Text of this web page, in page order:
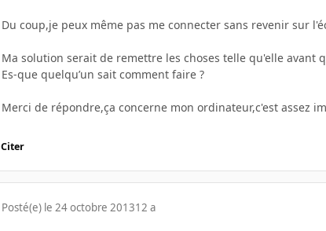
Du coup,je peux même pas me connecter sans revenir sur
Ma solution serait de remettre les choses telle qu'elle avant
Es-que quelqu’un sait comment faire ?
Merci de répondre,ça concerne mon ordinateur,c'est assez
Citer
Posté(e) le 24 octobre 201312 a